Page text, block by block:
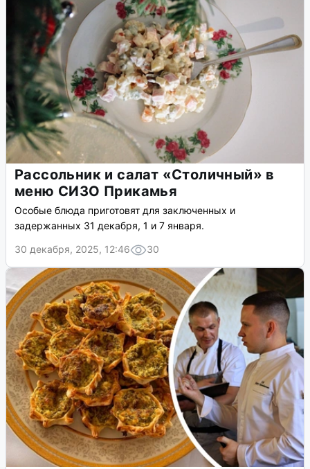
Рассольник и салат «Столичный» в
меню СИЗО Прикамья
Особые блюда приготовят для заключенных и
задержанных 31 декабря, 1 и 7 января.
30 декабря, 2025, 12:46
30